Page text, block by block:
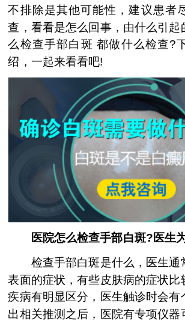
不排除是其他可能性，建议患者
查，看看是怎么回事，由什么引起
么检查手部白斑 都做什么检查?
绍，一起来看看吧!
医院怎么检查手部白斑?医生
检查手部白斑是什么，医生通
表面的症状，有些皮肤病的症状比
疾病有明显区分，医生触诊时会有
出相关推测之后，医院有专项仪器